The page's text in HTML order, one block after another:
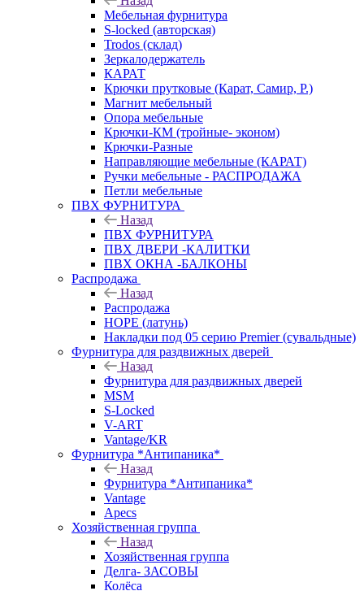
Мебельная фурнитура
S-locked (авторская)
Trodos (склад)
Зеркалодержатель
КАРАТ
Крючки прутковые (Карат, Самир, Р.)
Магнит мебельный
Опора мебельные
Крючки-КМ (тройные- эконом)
Крючки-Разные
Направляющие мебельные (КАРАТ)
Ручки мебельные - РАСПРОДАЖА
Петли мебельные
ПВХ ФУРНИТУРА
Назад
ПВХ ФУРНИТУРА
ПВХ ДВЕРИ -КАЛИТКИ
ПВХ ОКНА -БАЛКОНЫ
Распродажа
Назад
Распродажа
HOPE (латунь)
Накладки под 05 серию Premier (сувальдные)
Фурнитура для раздвижных дверей
Назад
Фурнитура для раздвижных дверей
MSM
S-Locked
V-ART
Vantage/KR
Фурнитура *Антипаника*
Назад
Фурнитура *Антипаника*
Vantage
Apecs
Хозяйственная группа
Назад
Хозяйственная группа
Делга- ЗАСОВЫ
Колёса